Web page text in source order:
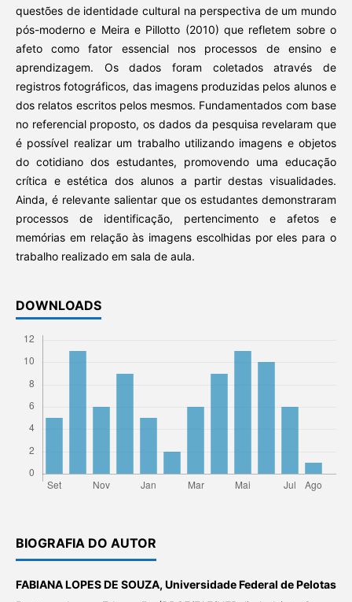
questões de identidade cultural na perspectiva de um mundo
pós-moderno e Meira e Pillotto (2010) que refletem sobre o
afeto como fator essencial nos processos de ensino e
aprendizagem. Os dados foram coletados através de
registros fotográficos, das imagens produzidas pelos alunos e
dos relatos escritos pelos mesmos. Fundamentados com base
no referencial proposto, os dados da pesquisa revelaram que
é possível realizar um trabalho utilizando imagens e objetos
do cotidiano dos estudantes, promovendo uma educação
crítica e estética dos alunos a partir destas visualidades.
Ainda, é relevante salientar que os estudantes demonstraram
processos de identificação, pertencimento e afetos e
memórias em relação às imagens escolhidas por eles para o
trabalho realizado em sala de aula.
DOWNLOADS
BIOGRAFIA DO AUTOR
FABIANA LOPES DE SOUZA, Universidade Federal de Pelotas